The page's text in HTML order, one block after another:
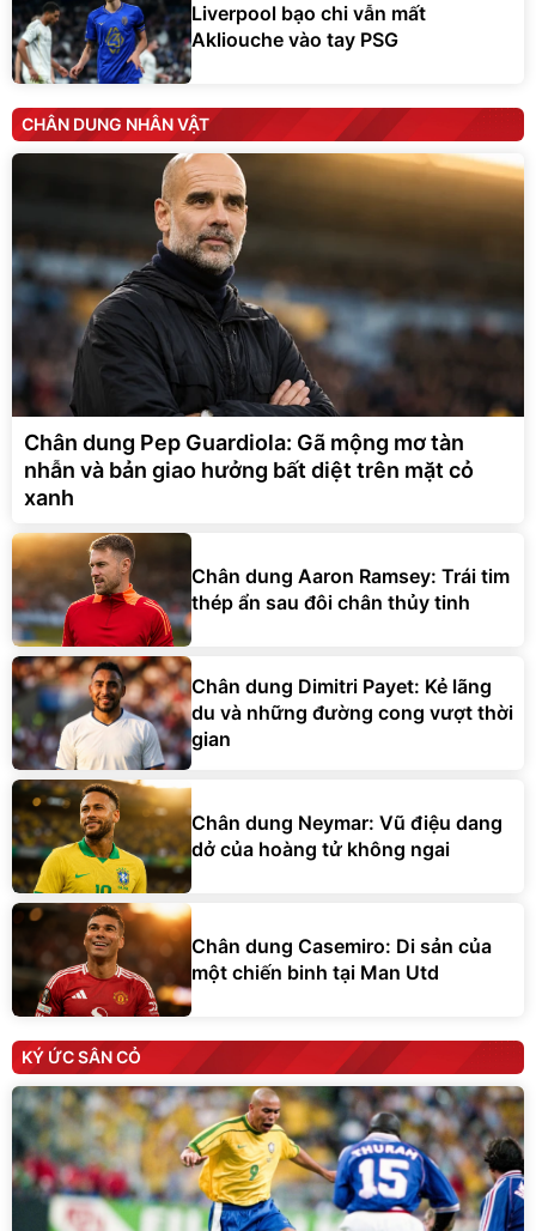
Liverpool bạo chi vẫn mất
Akliouche vào tay PSG
CHÂN DUNG NHÂN VẬT
Chân dung Pep Guardiola: Gã mộng mơ tàn
nhẫn và bản giao hưởng bất diệt trên mặt cỏ
xanh
Chân dung Aaron Ramsey: Trái tim
thép ẩn sau đôi chân thủy tinh
Chân dung Dimitri Payet: Kẻ lãng
du và những đường cong vượt thời
gian
Chân dung Neymar: Vũ điệu dang
dở của hoàng tử không ngai
Chân dung Casemiro: Di sản của
một chiến binh tại Man Utd
KÝ ỨC SÂN CỎ